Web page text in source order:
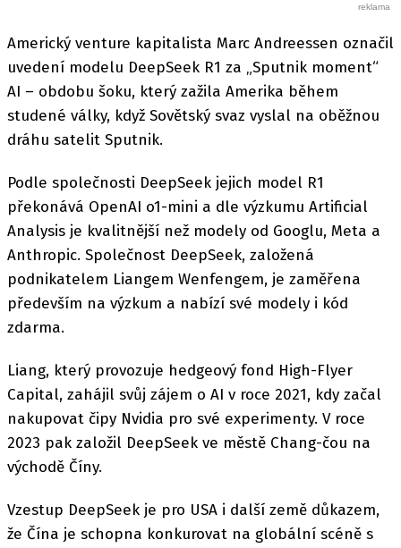
Americký venture kapitalista Marc Andreessen označil
uvedení modelu DeepSeek R1 za „Sputnik moment“
AI – obdobu šoku, který zažila Amerika během
studené války, když Sovětský svaz vyslal na oběžnou
dráhu satelit Sputnik.
Podle společnosti DeepSeek jejich model R1
překonává OpenAI o1-mini a dle výzkumu Artificial
Analysis je kvalitnější než modely od Googlu, Meta a
Anthropic. Společnost DeepSeek, založená
podnikatelem Liangem Wenfengem, je zaměřena
především na výzkum a nabízí své modely i kód
zdarma.
Liang, který provozuje hedgeový fond High-Flyer
Capital, zahájil svůj zájem o AI v roce 2021, kdy začal
nakupovat čipy Nvidia pro své experimenty. V roce
2023 pak založil DeepSeek ve městě Chang-čou na
východě Číny.
Vzestup DeepSeek je pro USA i další země důkazem,
že Čína je schopna konkurovat na globální scéně s